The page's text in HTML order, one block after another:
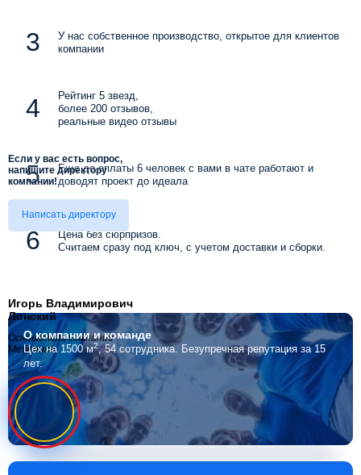
У нас собственное производство, открытое для клиентов
компании
Рейтинг 5 звезд,
более 200 отзывов,
реальные видео отзывы
Еще до оплаты 6 человек с вами в чате работают и
доводят проект до идеала
Цена без сюрпризов.
Считаем сразу под ключ, с учетом доставки и сборки.
Если у вас есть вопрос,
напишите директору
компании!
Написать директору
Игорь Владимирович
Лонский
Основатель компании
Мебелино
О компаниии команде
Цех на 1500 м2, 54 сотрудника. Безупречная репутация за 15
лет.